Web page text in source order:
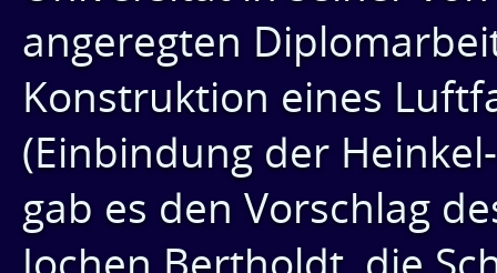
angeregten
Konstruktion eines
(Einbindung der
gab es den Vorschlag